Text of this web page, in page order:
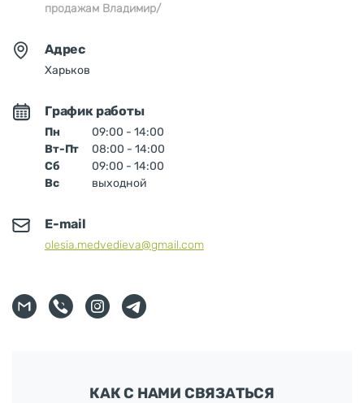
продажам Владимир/
Адрес
Харьков
График работы
Пн
09:00 - 14:00
Вт-Пт
08:00 - 14:00
Сб
09:00 - 14:00
Вс
выходной
E-mail
olesia.medvedieva@gmail.com
КАК С НАМИ СВЯЗАТЬСЯ